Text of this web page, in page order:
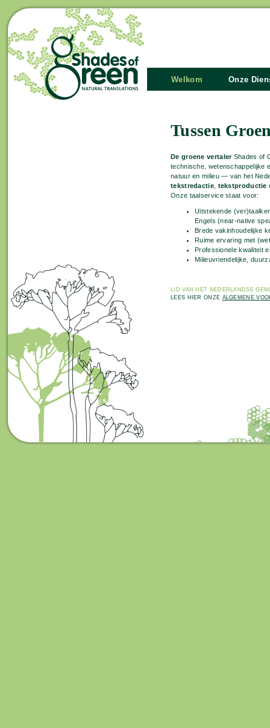
Welkom Onze
Tussen
De groene vertalerShades of
technische, wetenschappelijke
natuur en milieu — van het
tekstredactie, tekstproductie
Onze taalservice staat voor:
Uitstekende
Engels (near-native
Brede vakinhoudelijke
Ruime ervaring met
Professionele kwaliteit
Milieuvriendelijke,
LID VAN HET NEDERLANDSE
LEES HIER ONZE ALGEMENE